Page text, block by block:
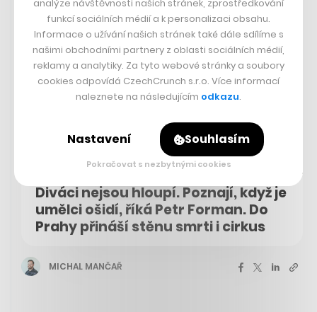
Diváci nejsou hloupí. Poznají, když je
umělci ošidí, říká Petr Forman. Do
Prahy přináší stěnu smrti i cirkus
MICHAL MANČAŘ
analýze návštěvnosti našich stránek, zprostředkování
funkcí sociálních médií a k personalizaci obsahu.
Informace o užívání našich stránek také dále sdílíme s
našimi obchodními partnery z oblasti sociálních médií,
reklamy a analytiky. Za tyto webové stránky a soubory
cookies odpovídá CzechCrunch s.r.o. Více informací
naleznete na následujícím odkazu.
Nastavení Souhlasím
Pokračovat s nezbytnými cookies